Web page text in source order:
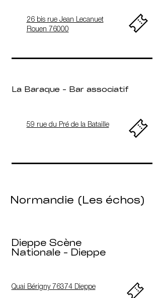
26 bis rue Jean Lecanuet
Rouen 76000
La Baraque - Bar associatif
59 rue du Pré de la Bataille
Normandie (Les échos)
​Dieppe Scène
Nationale - Dieppe
Quai Bérigny 76374 Dieppe